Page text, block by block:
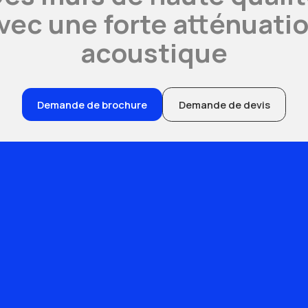
une forte
acoustique
Demande de brochure Demande de devis